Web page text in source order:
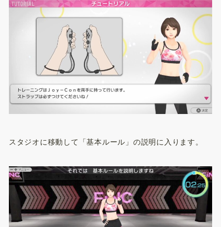
スタジオに移動して「基本ルール」の説明に入ります。